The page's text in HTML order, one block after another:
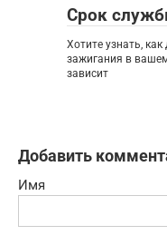
Срок
Хотите узнать,
зажигания в
зависит
Добавить
Имя